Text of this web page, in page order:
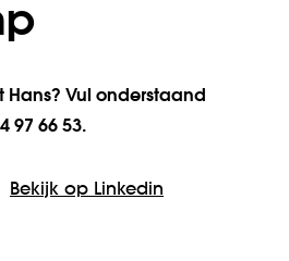
Vul onderstaand
97 66 53.
Bekijk op Linkedin